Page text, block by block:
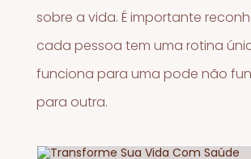
sobre a vida. É importante
cada pessoa tem uma rotina
funciona para uma pode não
para outra.